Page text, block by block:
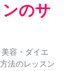
のサ
容・ダイエ
法のレッスン